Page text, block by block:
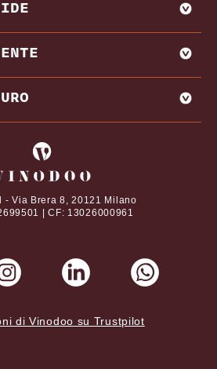
E CANTINE ITALIA
E CANTINE FRANCIA
con
- Via Brera 8, 20121 Milano
| CF: 13026000961
di Vinodoo su Trustpilot